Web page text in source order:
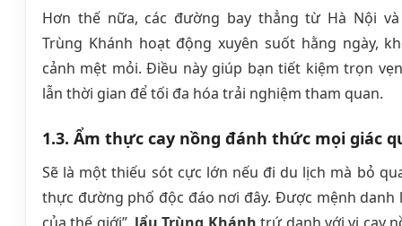
Hơn thế nữa, các đường bay thẳng từ Hà Nội và
Trùng Khánh hoạt động xuyên suốt hằng ngày,
cảnh mệt mỏi. Điều này giúp bạn tiết kiệm trọn
lẫn thời gian để tối đa hóa trải nghiệm tham quan.
1.3. Ẩm thực cay nồng đánh thức mọi giác
Sẽ là một thiếu sót cực lớn nếu đi du lịch mà bỏ
thực đường phố độc đáo nơi đây. Được mệnh danh
của thế giới”, lẩu Trùng Khánh trứ danh với vị cay